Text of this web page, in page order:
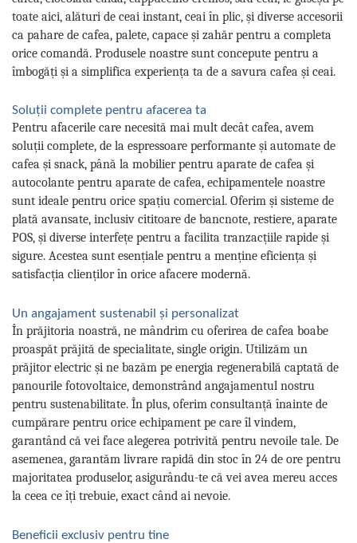
toate aici, alături de ceai instant, ceai în plic, și diverse accesorii
ca pahare de cafea, palete, capace și zahăr pentru a completa
orice comandă. Produsele noastre sunt concepute pentru a
îmbogăți și a simplifica experiența ta de a savura cafea și ceai.
Soluții complete pentru afacerea ta
Pentru afacerile care necesită mai mult decât cafea, avem
soluții complete, de la espressoare performante și automate de
cafea și snack, până la mobilier pentru aparate de cafea și
autocolante pentru aparate de cafea, echipamentele noastre
sunt ideale pentru orice spațiu comercial. Oferim și sisteme de
plată avansate, inclusiv cititoare de bancnote, restiere, aparate
POS, și diverse interfețe pentru a facilita tranzacțiile rapide și
sigure. Acestea sunt esențiale pentru a menține eficiența și
satisfacția clienților în orice afacere modernă.
Un angajament sustenabil și personalizat
În prăjitoria noastră, ne mândrim cu oferirea de cafea boabe
proaspăt prăjită de specialitate, single origin. Utilizăm un
prăjitor electric și ne bazăm pe energia regenerabilă captată de
panourile fotovoltaice, demonstrând angajamentul nostru
pentru sustenabilitate. În plus, oferim consultanță înainte de
cumpărare pentru orice echipament pe care îl vindem,
garantând că vei face alegerea potrivită pentru nevoile tale. De
asemenea, garantăm livrare rapidă din stoc în 24 de ore pentru
majoritatea produselor, asigurându-te că vei avea mereu acces
la ceea ce îți trebuie, exact când ai nevoie.
Beneficii exclusiv pentru tine